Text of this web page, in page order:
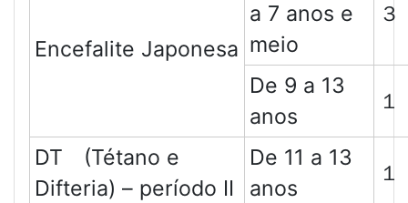
Encefalite Japonesa
a 7 anos e
meio
３
De 9 a 13
anos
１
DT (Tétano e
Difteria) – período II
De 11 a 13
anos
１